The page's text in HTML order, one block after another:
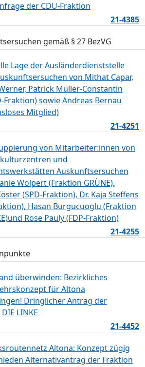
der CDU-Fraktion
21-4385
gemäß § 27 BezVG
Lage der Ausländerdienststelle
von Mithat Capar,
Patrick Müller-Constantin
Fraktion) sowie Andreas Bernau
Mitglied)
21-4251
von Mitarbeiter:innen von
und
Auskunftsersuchen
Wolpert (Fraktion GRÜNE),
(SPD-Fraktion), Dr. Kaja Steffens
Hasan Burgucuoglu (Fraktion
Rose Pauly (FDP-Fraktion)
21-4255
überwinden: Bezirkliches
für Altona
Dringlicher Antrag der
LINKE
21-4452
Altona: Konzept zügig
Alternativantrag der Fraktion